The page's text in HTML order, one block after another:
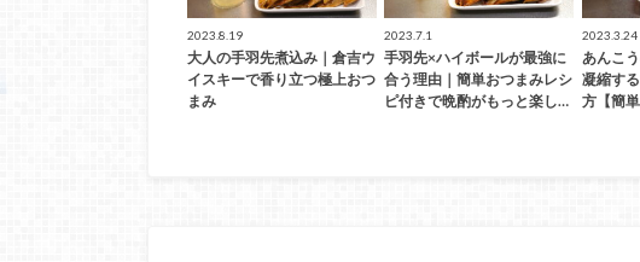
2023.8.19
大人の手羽先煮込み｜倉吉ウ
イスキーで香り立つ極上おつ
まみ
2023.7.1
手羽先×ハイボールが最強に
合う理由｜簡単おつまみレシ
ピ付きで晩酌がもっと楽し…
2023.3.24
あんこ
凝縮す
方【簡単